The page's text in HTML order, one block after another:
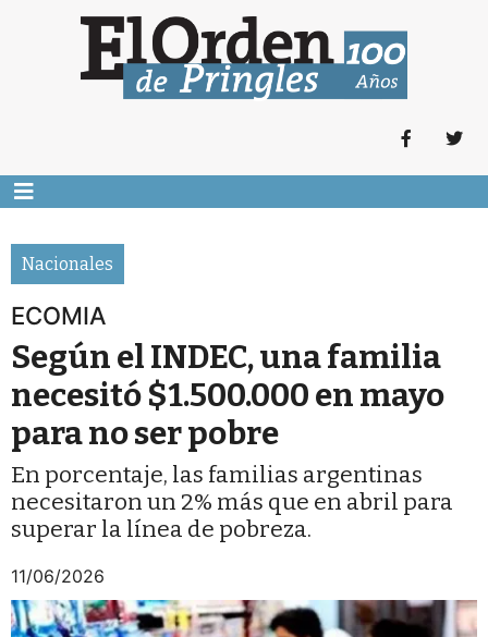
Nacionales
ECOMIA
Según el INDEC, una familia
necesitó $1.500.000 en mayo
para no ser pobre
En porcentaje, las familias argentinas
necesitaron un 2% más que en abril para
superar la línea de pobreza.
11/06/2026